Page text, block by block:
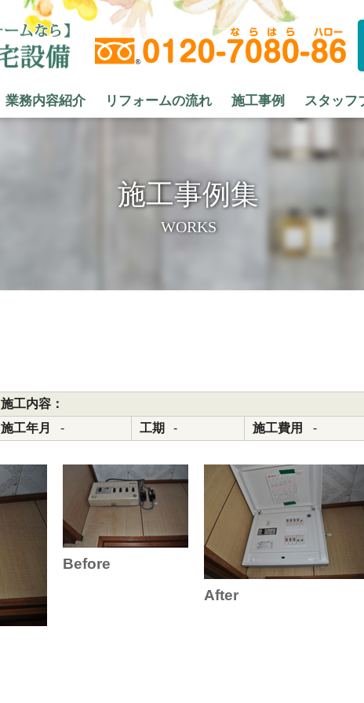
業務内容紹介 リフォームの流れ 施工事例 スタッフ
施工事例集
WORKS
施工内容：
施工年月
- 工期 - 施工費用 -
Before
After